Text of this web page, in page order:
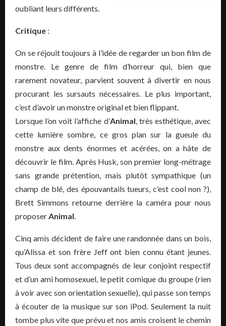
oubliant leurs différents.
Critique :
On se réjouit toujours à l’idée de regarder un bon film de
monstre. Le genre de film d’horreur qui, bien que
rarement novateur, parvient souvent à divertir en nous
procurant les sursauts nécessaires. Le plus important,
c’est d’avoir un monstre original et bien flippant.
Lorsque l’on voit l’affiche d’Animal, très esthétique, avec
cette lumière sombre, ce gros plan sur la gueule du
monstre aux dents énormes et acérées, on a hâte de
découvrir le film. Après Husk, son premier long-métrage
sans grande prétention, mais plutôt sympathique (un
champ de blé, des épouvantails tueurs, c’est cool non ?),
Brett Simmons retourne derrière la caméra pour nous
proposerAnimal.
Cinq amis décident de faire une randonnée dans un bois,
qu’Alissa et son frère Jeff ont bien connu étant jeunes.
Tous deux sont accompagnés de leur conjoint respectif
et d’un ami homosexuel, le petit comique du groupe (rien
à voir avec son orientation sexuelle), qui passe son temps
à écouter de la musique sur son iPod. Seulement la nuit
tombe plus vite que prévu et nos amis croisent le chemin